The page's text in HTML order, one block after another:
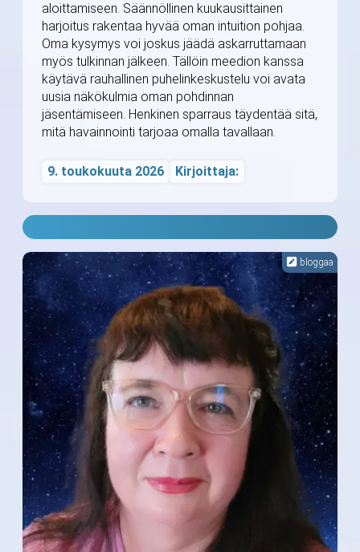
aloittamiseen. Säännöllinen kuukausittainen
harjoitus rakentaa hyvää oman intuition pohjaa.
Oma kysymys voi joskus jäädä askarruttamaan
myös tulkinnan jälkeen. Tällöin meedion kanssa
käytävä rauhallinen puhelinkeskustelu voi avata
uusia näkökulmia oman pohdinnan
jäsentämiseen. Henkinen sparraus täydentää sitä,
mitä havainnointi tarjoaa omalla tavallaan.
9. toukokuuta 2026 Kirjoittaja:
bloggaa